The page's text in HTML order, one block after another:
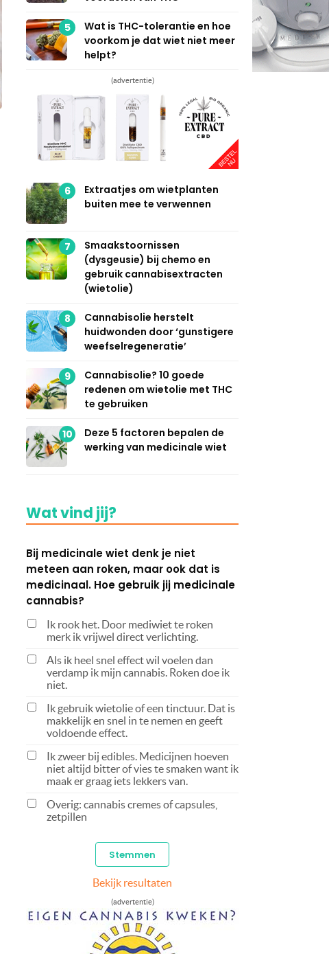
5
Wat is THC-tolerantie en hoe
voorkom je dat wiet niet meer
helpt?
(advertentie)
6
Extraatjes om wietplanten
buiten mee te verwennen
7
Smaakstoornissen
(dysgeusie) bij chemo en
gebruik cannabisextracten
(wietolie)
8
Cannabisolie herstelt
huidwonden door ‘gunstigere
weefselregeneratie’
9
Cannabisolie? 10 goede
redenen om wietolie met THC
te gebruiken
10
Deze 5 factoren bepalen de
werking van medicinale wiet
Wat vind jij?
Bij medicinale wiet denk je niet
meteen aan roken, maar ook dat is
medicinaal. Hoe gebruik jij medicinale
cannabis?
Ik rook het. Door mediwiet te roken
merk ik vrijwel direct verlichting.
Als ik heel snel effect wil voelen dan
verdamp ik mijn cannabis. Roken doe ik
niet.
Ik gebruik wietolie of een tinctuur. Dat is
makkelijk en snel in te nemen en geeft
voldoende effect.
Ik zweer bij edibles. Medicijnen hoeven
niet altijd bitter of vies te smaken want ik
maak er graag iets lekkers van.
Overig: cannabis cremes of capsules,
zetpillen
Bekijk resultaten
(advertentie)